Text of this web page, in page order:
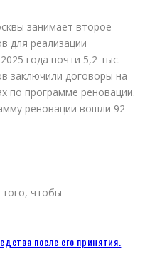
занимает второе
для реализации
года почти 5,2 тыс.
заключили договоры на
по программе реновации.
реновации вошли 92
того, чтобы
после его принятия.